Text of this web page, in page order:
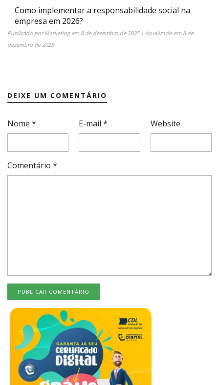
Como implementar a responsabilidade social na
empresa em 2026?
Publicado porMarketingem 8 de dezembro de 2025| Atualizado em 8 de
dezembro de 2025
DEIXE UM COMENTÁRIO
Nome * E-mail* Website
Comentário *